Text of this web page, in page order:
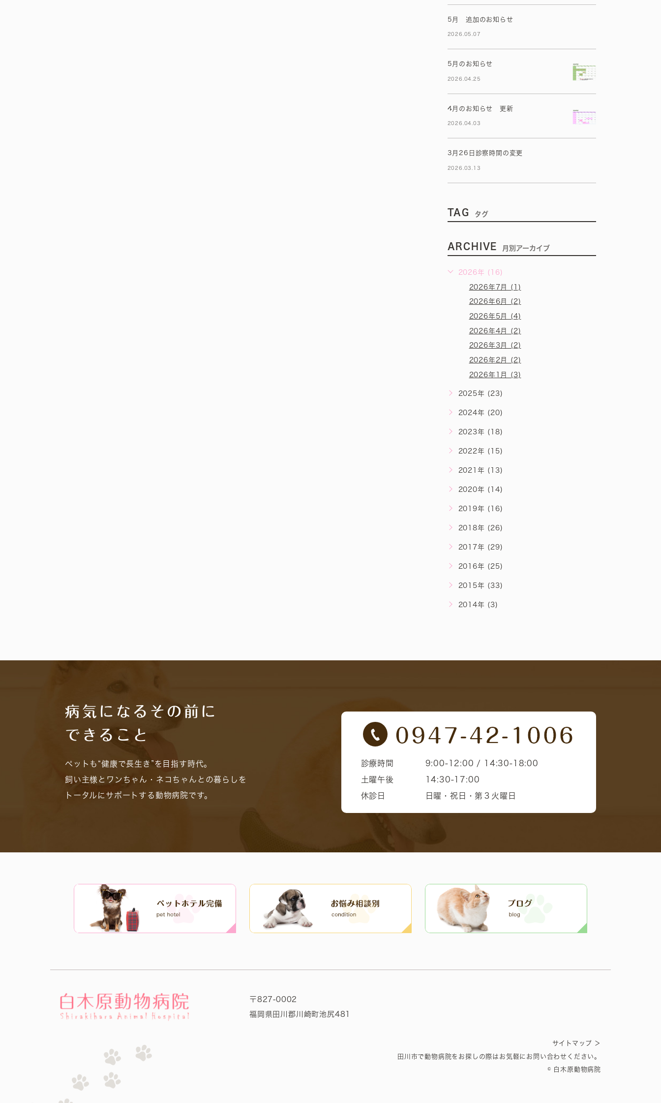
5月 追加のお知らせ
2026.05.07
5月のお知らせ
2026.04.25
4月のお知らせ 更新
2026.04.03
3月26日診察時間の変更
2026.03.13
TAG タグ
ARCHIVE 月別アーカイブ
2026年 (16)
2026年7月 (1)
2026年6月 (2)
2026年5月 (4)
2026年4月 (2)
2026年3月 (2)
2026年2月 (2)
2026年1月 (3)
2025年 (23)
2024年 (20)
2023年 (18)
2022年 (15)
2021年 (13)
2020年 (14)
2019年 (16)
2018年 (26)
2017年 (29)
2016年 (25)
2015年 (33)
2014年 (3)
病気になるその前に
できること
ペットも“健康で長生き”を目指す時代。
飼い主様とワンちゃん・ネコちゃんとの暮らしを
トータルにサポートする動物病院です。
診療時間 9:00-12:00 / 14:30-18:00
土曜午後 14:30-17:00
休診日 日曜・祝日・第３火曜日
〒827-0002
福岡県田川郡川崎町池尻481
サイトマップ ＞
田川市で動物病院をお探しの際はお気軽にお問い合わせください。
© 白木原動物病院